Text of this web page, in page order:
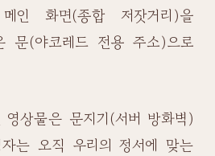
인 화면(종합 저잣거리)을
문(야코레드 전용 주소)으로
상물은 문지기(서버 방화벽)
는 오직 우리의 정서에 맞는